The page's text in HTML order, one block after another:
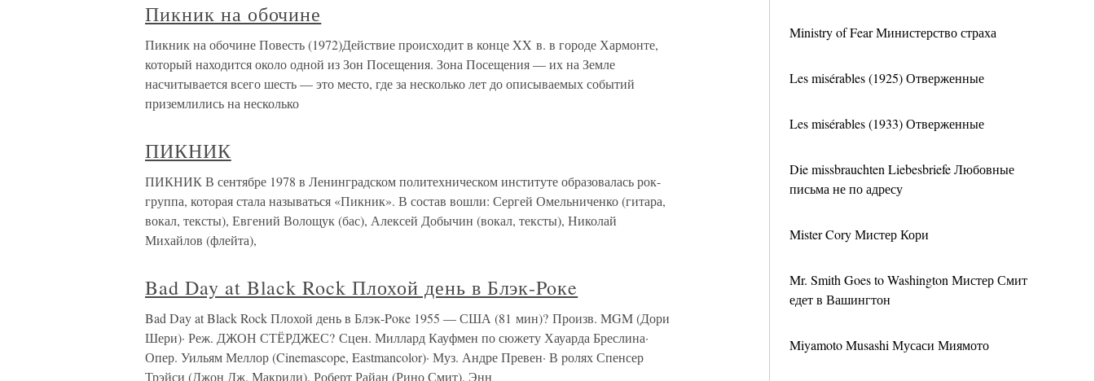
Ministry of Fear Министерство страха
Les misérables (1925) Отверженные
Les misérables (1933) Отверженные
Die missbrauchten Liebesbriefe Любовные
письма не по адресу
Mister Cory Мистер Кори
Mr. Smith Goes to Washington Мистер Смит
едет в Вашингтон
Miyamoto Musashi Мусаси Миямото
Пикник на обочине
Пикник на обочине Повесть (1972)Действие происходит в конце XX в. в городе Хармонте,
который находится около одной из Зон Посещения. Зона Посещения — их на Земле
насчитывается всего шесть — это место, где за несколько лет до описываемых событий
приземлились на несколько
ПИКНИК
ПИКНИК В сентябре 1978 в Ленинградском политехническом институте образовалась рок-
группа, которая стала называться «Пикник». В состав вошли: Сергей Омельниченко (гитара,
вокал, тексты), Евгений Волощук (бас), Алексей Добычин (вокал, тексты), Николай
Михайлов (флейта),
Bad Day at Black Rock Плохой день в Блэк-Poкe
Bad Day at Black Rock Плохой день в Блэк-Poкe 1955 — США (81 мин)? Произв. MGM (Дори
Шери)· Реж. ДЖОН СТЁРДЖЕС? Сцен. Миллард Кауфмен по сюжету Хауарда Бреслина·
Опер. Уильям Меллор (Cinemascope, Eastmancolor)· Муз. Андре Превен· В pолях Спенсер
Трэйси (Джон Дж. Макриди), Роберт Райан (Рино Смит), Энн